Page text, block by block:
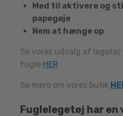
Med til aktivere og
papegøje
Nem at hænge op
Se vores udvalg af
fugle HER
Se mere om vores butik
Fuglelegetøj har